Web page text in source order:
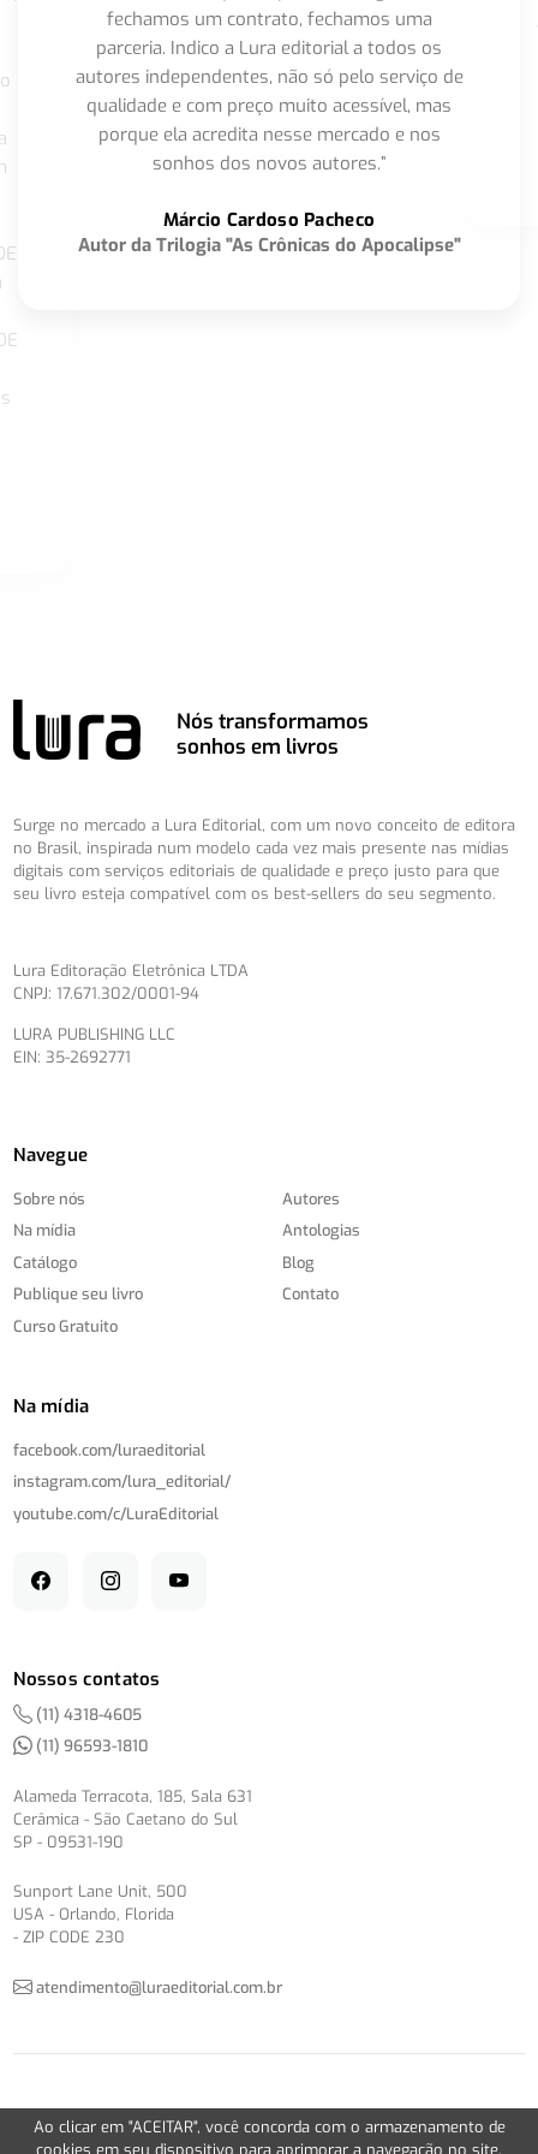
fechamos um contrato, fechamos uma
parceria. Indico a Lura editorial a todos os
autores independentes, não só pelo serviço de
qualidade e com preço muito acessível, mas
porque ela acredita nesse mercado e nos
sonhos dos novos autores.”
Márcio Cardoso Pacheco
Autor da Trilogia "As Crônicas do Apocalipse"
Nós transformamos
sonhos em livros
Surge no mercado a Lura Editorial, com um novo conceito de editora
no Brasil, inspirada num modelo cada vez mais presente nas mídias
digitais com serviços editoriais de qualidade e preço justo para que
seu livro esteja compatível com os best-sellers do seu segmento.
Lura Editoração Eletrônica LTDA
CNPJ: 17.671.302/0001-94
LURA PUBLISHING LLC
EIN: 35-2692771
Navegue
Sobre nós
Na mídia
Catálogo
Publique seu livro
Curso Gratuito
Autores
Antologias
Blog
Contato
Na mídia
facebook.com/luraeditorial
instagram.com/lura_editorial/
youtube.com/c/LuraEditorial
Nossos contatos
(11) 4318-4605
(11) 96593-1810
Alameda Terracota, 185, Sala 631
Cerâmica - São Caetano do Sul
SP - 09531-190
Sunport Lane Unit, 500
USA - Orlando, Florida
- ZIP CODE 230
atendimento@luraeditorial.com.br
© Copyright 2012-2026 -Política de Privacidade
Version 2.5.1
Ao clicar em "ACEITAR", você concorda com o armazenamento de
cookies em seu dispositivo para aprimorar a navegação no site,